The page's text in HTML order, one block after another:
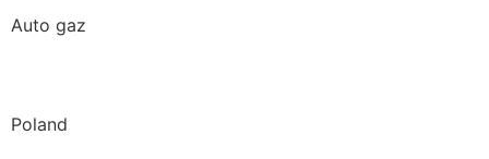
Auto gaz
Poland